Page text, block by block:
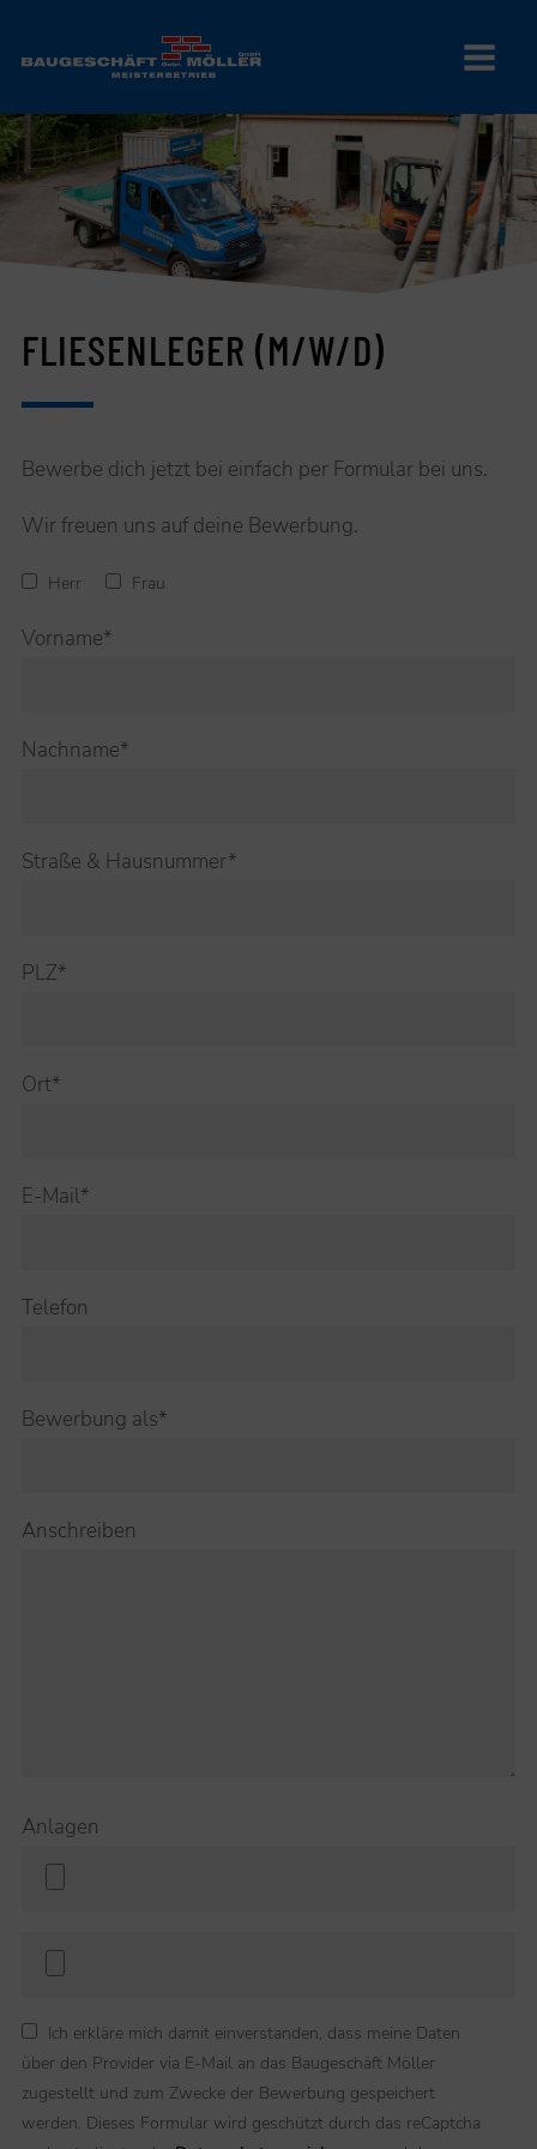
FLIESENLEGER (M/W/D)
Bewerbe dich jetzt bei einfach per Formular bei uns.
Wir freuen uns auf deine Bewerbung.
Herr Frau
Vorname*
Nachname*
Straße & Hausnummer*
PLZ*
Ort*
E-Mail*
Telefon
Bewerbung als*
Anschreiben
Anlagen
Ich erkläre mich damit einverstanden, dass meine Daten
über den Provider via E-Mail an das Baugeschäft Möller
zugestellt und zum Zwecke der Bewerbung gespeichert
werden. Dieses Formular wird geschützt durch das reCaptcha